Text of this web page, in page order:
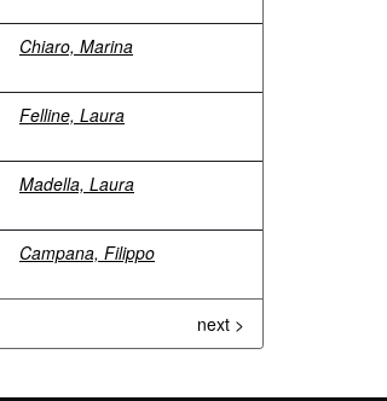
Chiaro, Marina
Felline, Laura
Madella, Laura
Campana, Filippo
next >